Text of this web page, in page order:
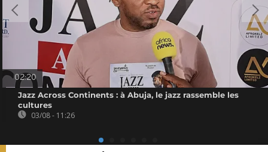
02:20
Jazz Across Continents : à Abuja, le jazz rassemble les
cultures
03/08 - 11:26